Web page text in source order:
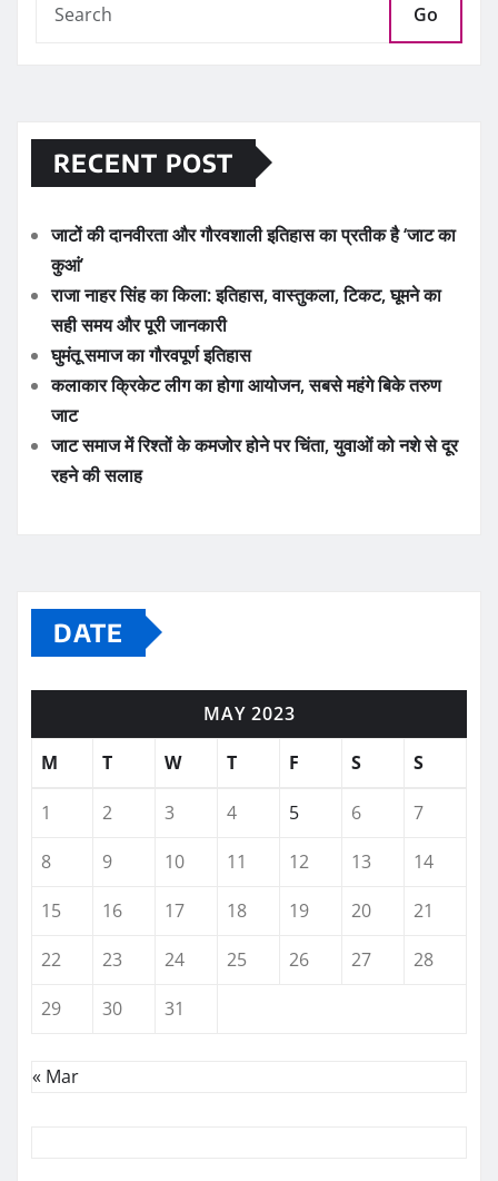
Go
RECENT POST
जाटों की दानवीरता और गौरवशाली इतिहास का प्रतीक है ‘जाट का
कुआं’
राजा नाहर सिंह का किला: इतिहास, वास्तुकला, टिकट, घूमने का
सही समय और पूरी जानकारी
घुमंतू समाज का गौरवपूर्ण इतिहास
कलाकार क्रिकेट लीग का होगा आयोजन, सबसे महंगे बिके तरुण
जाट
जाट समाज में रिश्तों के कमजोर होने पर चिंता, युवाओं को नशे से दूर
रहने की सलाह
DATE
MAY 2023
M
T W T F S S
1 2 3 4 5 6
7
8
9 10 11 12 13
14
15
16 17 18 19 20
21
22
23 24 25 26 27
28
29
30 31
« Mar